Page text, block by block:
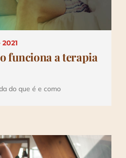
funciona a terapia
do que é e como